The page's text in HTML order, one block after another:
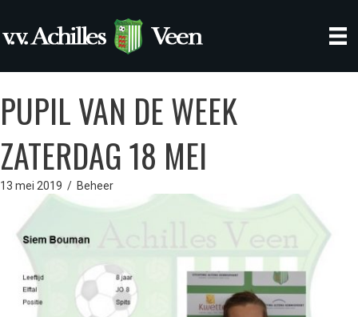
PUPIL VAN DE WEEK
ZATERDAG 18 MEI
13 mei 2019 / Beheer